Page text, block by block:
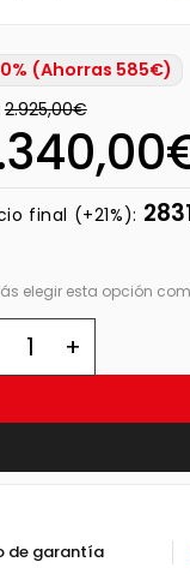
(Ahorras 585€)
2.925,00€
final (+21%):
elegir esta opción
de garantía